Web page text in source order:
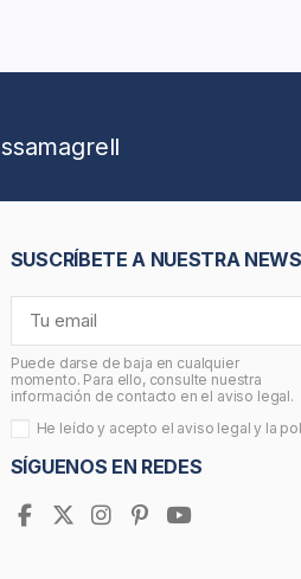
SUSCRÍBETE A NUESTRA
Puede darse de baja en cualquier
momento. Para ello, consulte nuestra
información de contacto en el aviso legal.
He leído y acepto el aviso legal y la
SÍGUENOS EN REDES